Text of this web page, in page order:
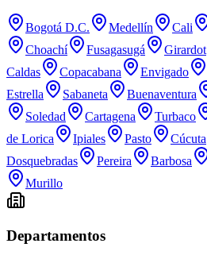
Bogotá D.C. Medellín Cali
Choachí
Fusagasugá Girardot
Caldas
Copacabana Envigado
Estrella
Sabaneta Buenaventura
Soledad
Cartagena Turbaco
de Lorica
Ipiales Pasto Cúcuta
Dosquebradas
Pereira Barbosa
Murillo
Departamentos